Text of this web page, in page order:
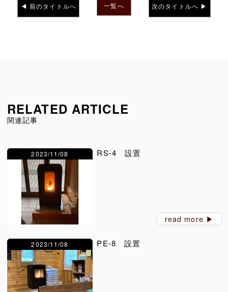
◀︎ 前のタイトルへ 一覧へ 次のタイトルへ ▶︎
RELATED ARTICLE
関連記事
2023/11/08 RS-4 設置
read more ▶︎
2023/11/08 PE-8 設置